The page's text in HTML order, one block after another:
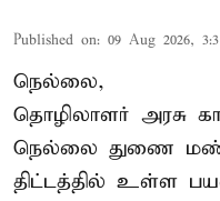
Published on: 09 Aug 2026,
நெல்லை,
தொழிலாளர் அரசு
நெல்லை துணை
திட்டத்தில் உள்ள